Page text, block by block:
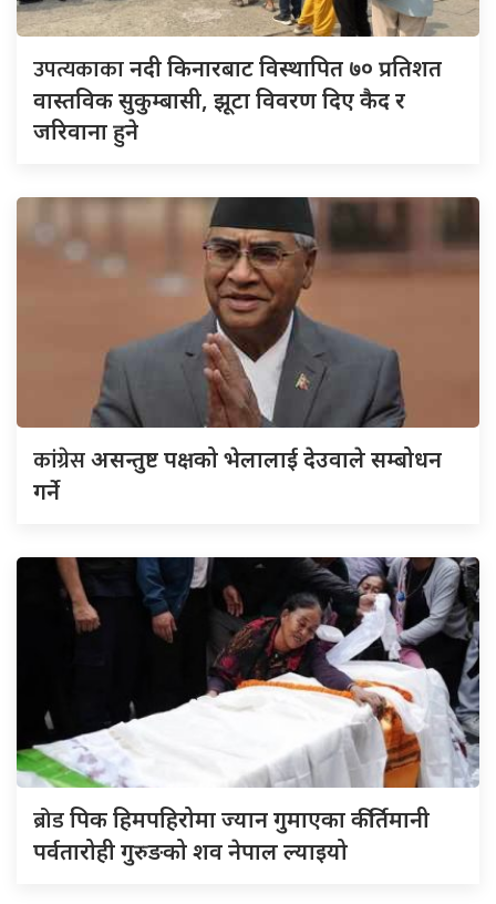
उपत्यकाकानदी किनारबाट विस्थापित ७० प्रतिशत
वास्तविक सुकुम्बासी, झूटा विवरण दिए कैद र
जरिवाना हुने
कांग्रेसअसन्तुष्ट पक्षको भेलालाई देउवाले सम्बोधन
गर्ने
ब्रोडपिक हिमपहिरोमा ज्यान गुमाएका कीर्तिमानी
पर्वतारोही गुरुङको शव नेपाल ल्याइयो